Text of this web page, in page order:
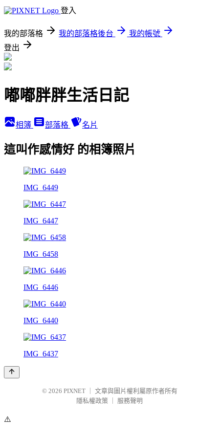
登入
我的部落格 我的部落格後台
我的帳號
登出
嘟嘟胖胖生活日記
相簿 部落格 名片
這叫作感情好 的相簿照片
IMG_6449
IMG_6447
IMG_6458
IMG_6446
IMG_6440
IMG_6437
© 2026 PIXNET
文章與圖片權利屬原作者所有
隱私權政策
服務聲明
⚠️